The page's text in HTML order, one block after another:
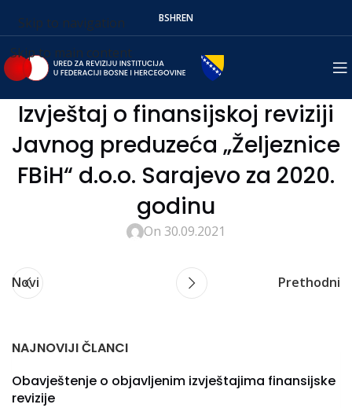
Skip to navigation
Skip to main content
BSHREN
Izvještaj o finansijskoj reviziji
Javnog preduzeća „Željeznice
FBiH“ d.o.o. Sarajevo za 2020.
godinu
On 30.09.2021
Novi Prethodni
NAJNOVIJI ČLANCI
Obavještenje o objavljenim izvještajima finansijske
revizije